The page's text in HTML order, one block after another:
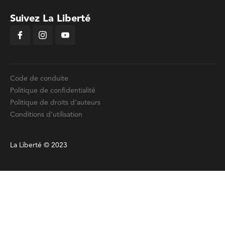
Suivez La Liberté
Code de conduite
Politique de confidentialité
Politique de droits d'auteurs
Conditions d'utilisation
La Liberté © 2023